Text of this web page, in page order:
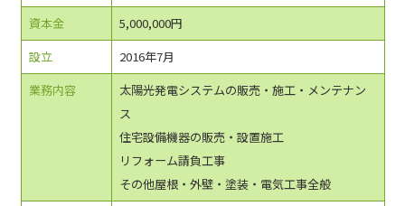
資本金
5,000,000円
設立
2016年7月
業務内容
太陽光発電システムの販売・施工・メンテナン
ス
住宅設備機器の販売・設置施工
リフォーム請負工事
その他屋根・外壁・塗装・電気工事全般